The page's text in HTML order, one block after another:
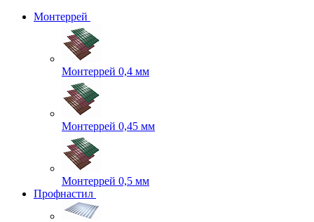
Монтеррей
Монтеррей 0,4 мм
Монтеррей 0,45 мм
Монтеррей 0,5 мм
Профнастил